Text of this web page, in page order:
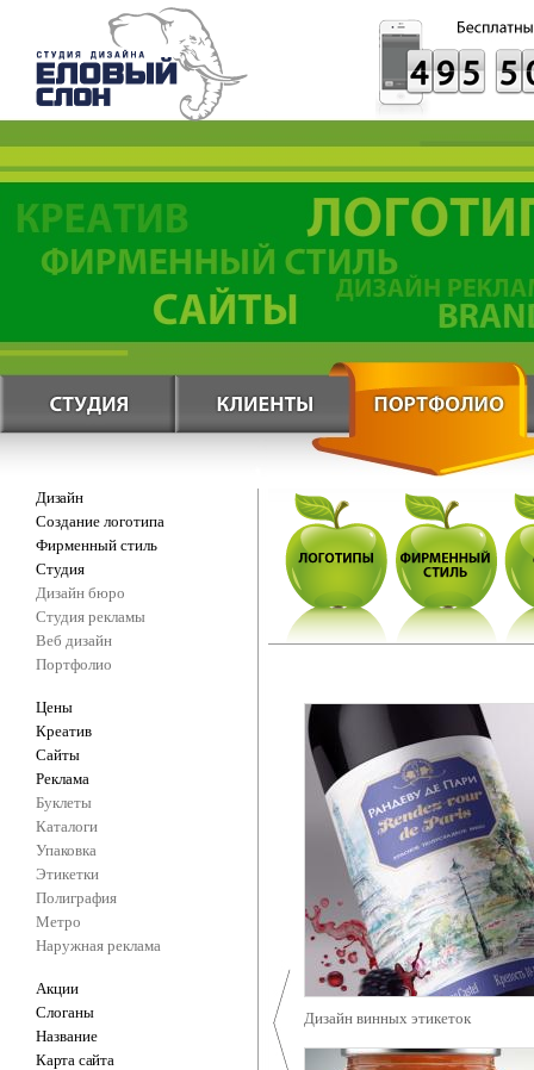
Дизайн
Создание логотипа
Фирменный стиль
Студия
Дизайн бюро
Студия рекламы
Веб дизайн
Портфолио
Цены
Креатив
Сайты
Реклама
Буклеты
Каталоги
Упаковка
Этикетки
Полиграфия
Метро
Наружная реклама
Акции
Слоганы
Название
Карта сайта
Дизайн винных этикеток